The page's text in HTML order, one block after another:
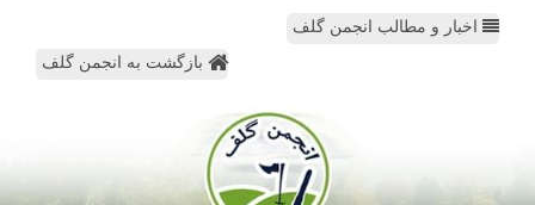
اخبار و مطالب انجمن گلف
بازگشت به انجمن گلف